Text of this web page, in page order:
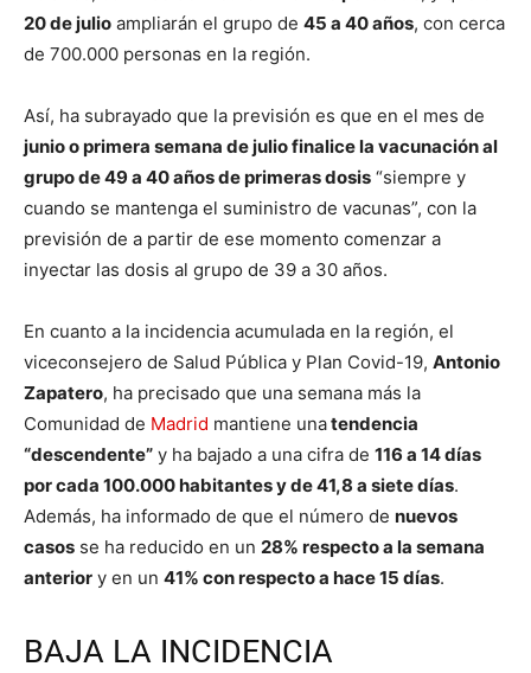
20 de julio ampliarán el grupo de 45 a 40 años, con cerca
de 700.000 personas en la región.
Así, ha subrayado que la previsión es que en el mes de
junio o primera semana de julio finalice la vacunación al
grupo de 49 a 40 años de primeras dosis “siempre y
cuando se mantenga el suministro de vacunas”, con la
previsión de a partir de ese momento comenzar a
inyectar las dosis al grupo de 39 a 30 años.
En cuanto a la incidencia acumulada en la región, el
viceconsejero de Salud Pública y Plan Covid-19, Antonio
Zapatero, ha precisado que una semana más la
Comunidad de Madrid mantiene unatendencia
“descendente” y ha bajado a una cifra de 116 a 14 días
por cada 100.000 habitantes y de 41,8 a siete días.
Además, ha informado de que el número de nuevos
casos se ha reducido en un 28% respecto a la semana
anterior y en un 41% con respecto a hace 15 días.
BAJA LA INCIDENCIA